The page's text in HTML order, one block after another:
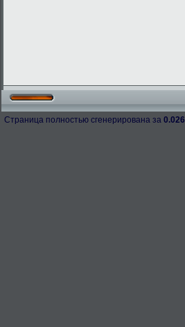
Страница полностью сгенерирована за 0.026